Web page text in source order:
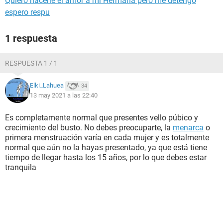
espero respu
1 respuesta
RESPUESTA 1 / 1
Elki_Lahuea 34
13 may 2021 a las 22:40
Es completamente normal que presentes vello púbico y
crecimiento del busto. No debes preocuparte, la menarca o
primera menstruación varía en cada mujer y es totalmente
normal que aún no la hayas presentado, ya que está tiene
tiempo de llegar hasta los 15 años, por lo que debes estar
tranquila